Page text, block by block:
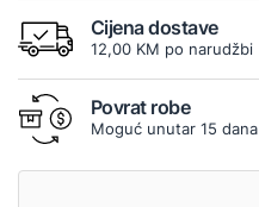
Cijena dostave
12,00 KM po narudžbi
Povrat robe
Moguć unutar 15 dana